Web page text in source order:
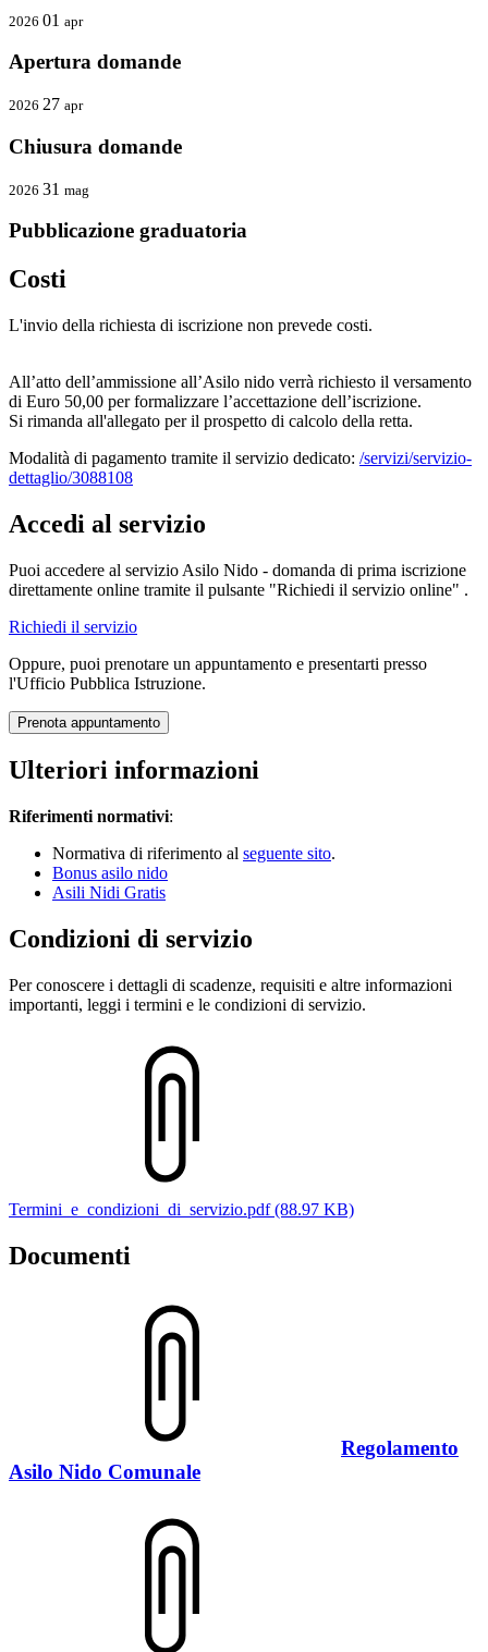
2026 01 apr
Apertura domande
2026 27 apr
Chiusura domande
2026 31 mag
Pubblicazione graduatoria
Costi
L'invio della richiesta di iscrizione non prevede costi.
All’atto dell’ammissione all’Asilo nido verrà richiesto il versamento
di Euro 50,00 per formalizzare l’accettazione dell’iscrizione.
Si rimanda all'allegato per il prospetto di calcolo della retta.
Modalità di pagamento tramite il servizio dedicato: /servizi/servizio-
dettaglio/3088108
Accedi al servizio
Puoi accedere al servizio Asilo Nido - domanda di prima iscrizione
direttamente online tramite il pulsante "Richiedi il servizio online" .
Richiedi il servizio
Oppure, puoi prenotare un appuntamento e presentarti presso
l'Ufficio Pubblica Istruzione.
Prenota appuntamento
Ulteriori informazioni
Riferimenti normativi:
Normativa di riferimento al seguente sito.
Bonus asilo nido
Asili Nidi Gratis
Condizioni di servizio
Per conoscere i dettagli di scadenze, requisiti e altre informazioni
importanti, leggi i termini e le condizioni di servizio.
Termini_e_condizioni_di_servizio.pdf (88.97 KB)
Documenti
Regolamento
Asilo Nido Comunale